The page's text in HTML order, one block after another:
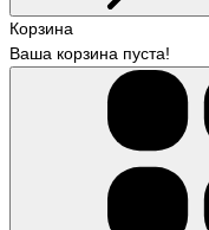
Корзина
Ваша корзина пуста!